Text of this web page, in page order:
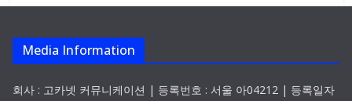
Media Information
회사 : 고카넷 커뮤니케이션 | 등록번호 : 서울 아04212 | 등록일자